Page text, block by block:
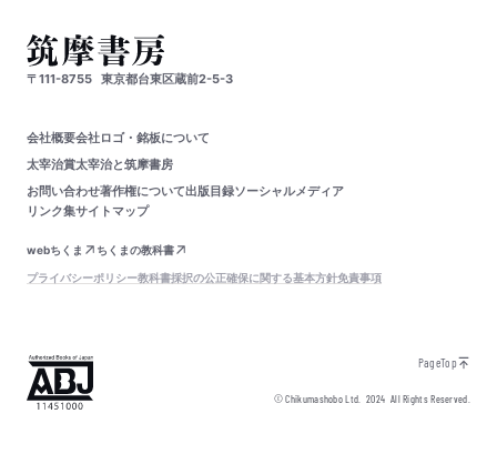
〒111-8755 東京都台東区蔵前2-5-3
会社概要会社ロゴ・銘板について
太宰治賞太宰治と筑摩書房
お問い合わせ著作権について出版目録ソーシャルメディア
リンク集サイトマップ
webちくま
ちくまの教科書
プライバシーポリシー教科書採択の公正確保に関する基本方針免責事項
PageTop
© Chikumashobo Ltd.2024 All Rights Reserved.